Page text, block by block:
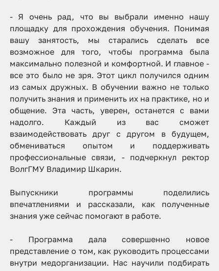
- Я очень рад, что вы выбрали именно нашу
площадку для прохождения обучения. Понимая
вашу занятость, мы старались сделать все
возможное для того, чтобы программа была
максимально полезной и комфортной. И главное -
все это было не зря. Этот цикл получился одним
из самых дружных. В обучении важно не только
получить знания и применить их на практике, но и
общение. Эта часть, уверен, останется с вами
надолго. Каждый из вас сможет
взаимодействовать друг с другом в будущем,
обмениваться опытом и поддерживать
профессиональные связи, - подчеркнул ректор
ВолгГМУ Владимир Шкарин.
Выпускники программы поделились
впечатлениями и рассказали, как полученные
знания уже сейчас помогают в работе.
- Программа дала совершенно новое
представление о том, как руководить процессами
внутри медорганизации. Нас научили подбирать